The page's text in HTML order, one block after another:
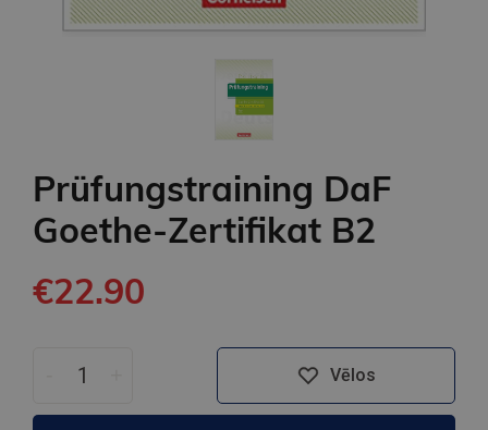
Prüfungstraining DaF
Goethe-Zertifikat B2
€22.90
Vēlos